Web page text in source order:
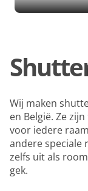
Wij maken
en België. Ze
voor iedere
andere speciale
zelfs uit als
gek.